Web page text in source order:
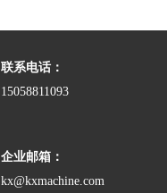
联系电话：
15058811093
企业邮箱：
kx@kxmachine.com